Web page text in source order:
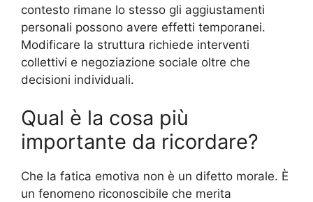
contesto rimane lo stesso gli aggiustamenti
personali possono avere effetti temporanei.
Modificare la struttura richiede interventi
collettivi e negoziazione sociale oltre che
decisioni individuali.
Qual è la cosa più
importante da ricordare?
Che la fatica emotiva non è un difetto morale. È
un fenomeno riconoscibile che merita